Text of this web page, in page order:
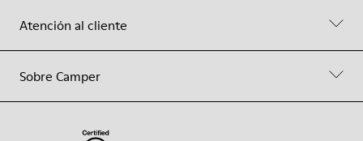
Atención al cliente
Sobre Camper